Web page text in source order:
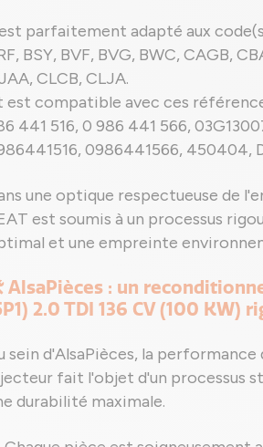
parfaitement adapté aux
BSY, BVF, BVG, BWC, CAGB,
CLCB, CLJA.
est compatible avec ces
441 516, 0 986 441 566,
0986441566, 450404,
une optique respectueuse de
est soumis à un processus
et une empreinte
: un
2.0 TDI 136 CV (100
sein d'AlsaPièces, la
fait l'objet d'un processus
durabilité maximale.